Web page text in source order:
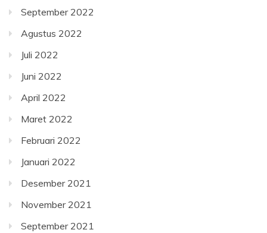
September 2022
Agustus 2022
Juli 2022
Juni 2022
April 2022
Maret 2022
Februari 2022
Januari 2022
Desember 2021
November 2021
September 2021